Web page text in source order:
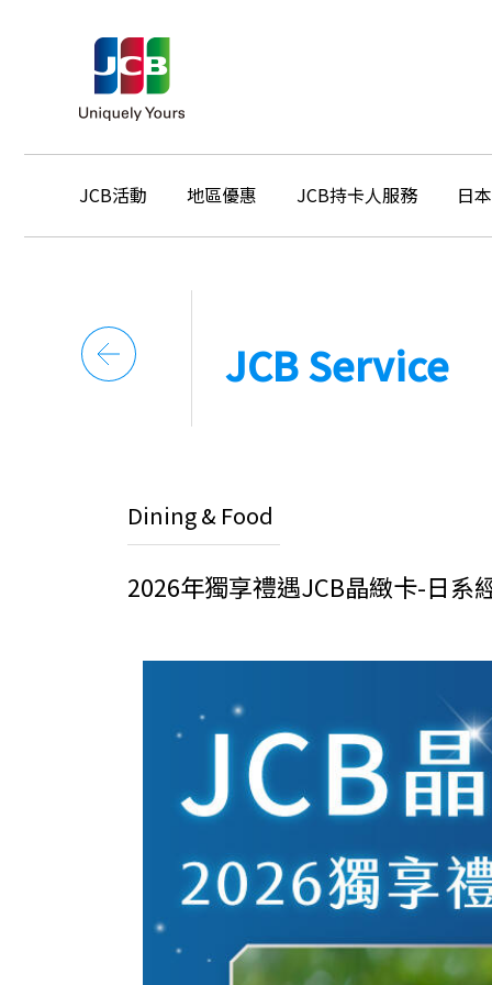
JCB活動 地區優惠 JCB持卡人服務 日
JCB Service
Dining & Food
2026年獨享禮遇JCB晶緻卡-日系